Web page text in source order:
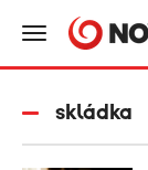
skládka